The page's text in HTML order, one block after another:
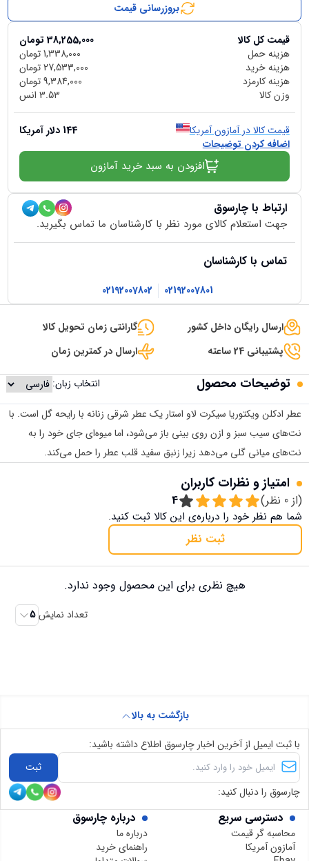
بروزرسانی قیمت
قیمت کل کالا 38,255,000 تومان
هزینه حمل
1,338,000تومان
هزینه خرید
27,533,000تومان
هزینه کارمزد
9,384,000تومان
وزن کالا
3.53 انس
قیمت کالا در آمازون آمریکا 144 دلار آمریکا
اضافه کردن توضیحات
افزودن به سبد خرید آمازون
ارتباط با چارسوق
جهت استعلام کالای مورد نظر با کارشناسان ما تماس بگیرید.
تماس با کارشناسان
02192007801
02192007802
ارسال رایگان داخل کشور
گارانتی زمان تحویل کالا
پشتیبانی 24 ساعته
ارسال در کمترین زمان
توضیحات محصول
انتخاب زبان:
عطر ادکلن ویکتوریا سیکرت لاو استار یک عطر شرقی زنانه با رایحه گل است. با
نت‌های سیب سبز و ازن روی بینی باز می‌شود، اما میوه‌ای جای خود را به
نت‌های میانی گلی می‌دهد زیرا زنبق سفید قلب عطر را حمل می‌کند.
امتیاز و نظرات کاربران
(از 0 نظر) 4
شما هم نظر خود را درباره‌ی این کالا ثبت کنید.
ثبت نظر
هیچ نظری برای این محصول وجود ندارد.
تعداد نمایش 5
دسترسی سریع
محاسبه گر قیمت
آمازون آمریکا
درباره چارسوق
درباره ما
راهنمای خرید
بازگشت به بالا
با ثبت ایمیل از آخرین اخبار چارسوق اطلاع داشته باشید:
ثبت
چارسوق را دنبال کنید: